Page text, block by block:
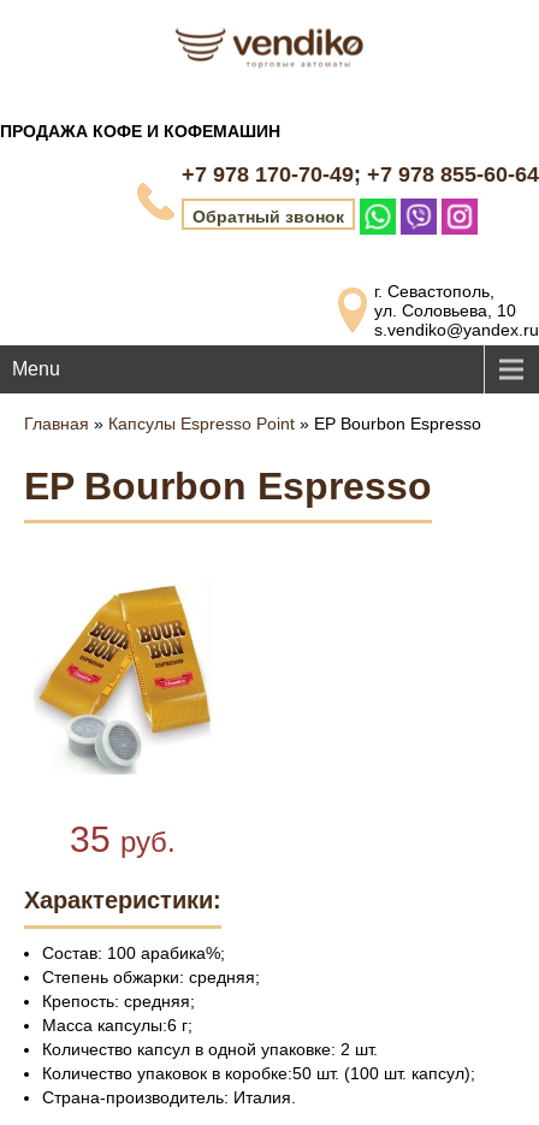
ПРОДАЖА КОФЕ И КОФЕМАШИН
+7 978 170-70-49; +7 978 855-60-64
Обратный звонок
г. Севастополь,
ул. Соловьева, 10
s.vendiko@yandex.ru
Menu
Главная » Капсулы Espresso Point » EP Bourbon Espresso
EP Bourbon Espresso
35 руб.
Характеристики:
Состав: 100 арабика%;
Степень обжарки: средняя;
Крепость: средняя;
Масса капсулы:6 г;
Количество капсул в одной упаковке: 2 шт.
Количество упаковок в коробке:50 шт. (100 шт. капсул);
Страна-производитель: Италия.